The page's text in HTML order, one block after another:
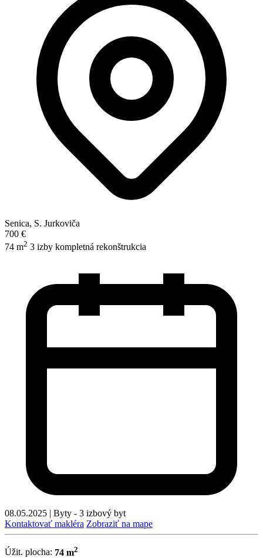
Senica, S. Jurkoviča
700 €
74 m2 3 izby kompletná rekonštrukcia
08.05.2025 | Byty - 3 izbový byt
Kontaktovať makléra Zobraziť na mape
Úžit. plocha: 74 m2